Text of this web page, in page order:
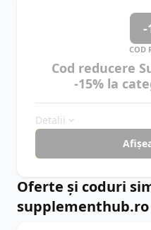
-
COD
Cod reducere
-15% la
Detalii
Oferte și coduri
supplementhub.ro